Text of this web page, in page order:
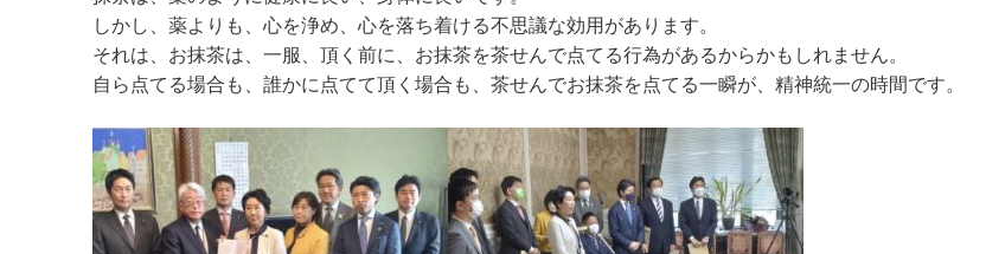
しかし、薬よりも、心を浄め、心を落ち着ける不思議な効用があります。
それは、お抹茶は、一服、頂く前に、お抹茶を茶せんで点てる行為があるからかもしれません。
自ら点てる場合も、誰かに点てて頂く場合も、茶せんでお抹茶を点てる一瞬が、精神統一の時間です。